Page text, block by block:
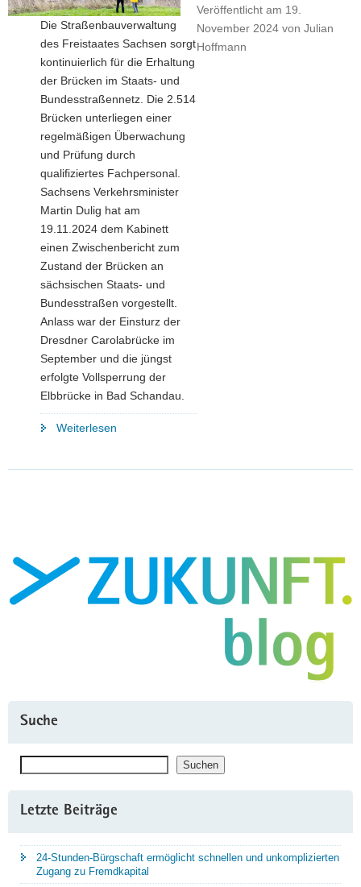
a
Veröffentlicht am 19.
November 2024 von Julian
Hoffmann
Die Straßenbauverwaltung
des Freistaates Sachsen sorgt
kontinuierlich für die Erhaltung
der Brücken im Staats- und
Bundesstraßennetz. Die 2.514
Brücken unterliegen einer
regelmäßigen Überwachung
und Prüfung durch
qualifiziertes Fachpersonal.
Sachsens Verkehrsminister
Martin Dulig hat am
19.11.2024 dem Kabinett
einen Zwischenbericht zum
Zustand der Brücken an
sächsischen Staats- und
Bundesstraßen vorgestellt.
Anlass war der Einsturz der
Dresdner Carolabrücke im
September und die jüngst
erfolgte Vollsperrung der
Elbbrücke in Bad Schandau.
Weiterlesen
Suche
Suchen
Letzte Beiträge
24-Stunden-Bürgschaft ermöglicht schnellen und unkomplizierten
Zugang zu Fremdkapital